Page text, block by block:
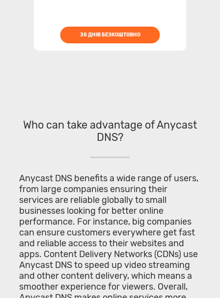
30 ДНІВ БЕЗКОШТОВНО
Who can take advantage of Anycast
DNS?
Anycast DNS benefits a wide range of users,
from large companies ensuring their
services are reliable globally to small
businesses looking for better online
performance. For instance, big companies
can ensure customers everywhere get fast
and reliable access to their websites and
apps. Content Delivery Networks (CDNs) use
Anycast DNS to speed up video streaming
and other content delivery, which means a
smoother experience for viewers. Overall,